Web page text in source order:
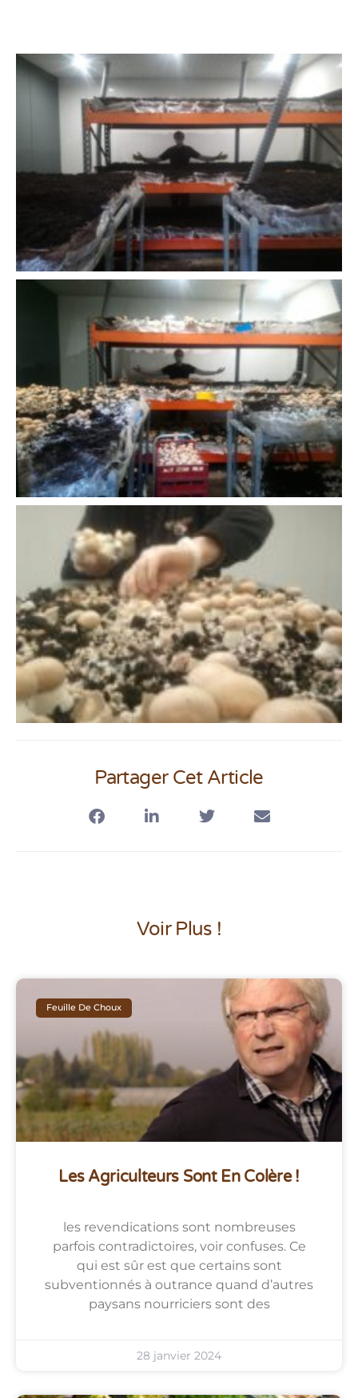
Partager Cet Article
Voir Plus !
Feuille De Choux
Les Agriculteurs Sont En Colère !
les revendications sont nombreuses
parfois contradictoires, voir confuses. Ce
qui est sûr est que certains sont
subventionnés à outrance quand d’autres
paysans nourriciers sont des
28 janvier 2024